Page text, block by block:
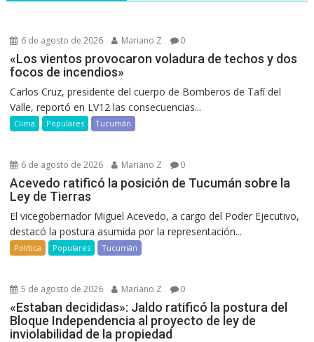
6 de agosto de 2026 Mariano Z 0
«Los vientos provocaron voladura de techos y dos
focos de incendios»
Carlos Cruz, presidente del cuerpo de Bomberos de Tafí del
Valle, reportó en LV12 las consecuencias...
Clima Populares Tucumán
6 de agosto de 2026 Mariano Z 0
Acevedo ratificó la posición de Tucumán sobre la
Ley de Tierras
El vicegobernador Miguel Acevedo, a cargo del Poder Ejecutivo,
destacó la postura asumida por la representación...
Política Populares Tucumán
5 de agosto de 2026 Mariano Z 0
«Estaban decididas»: Jaldo ratificó la postura del
Bloque Independencia al proyecto de ley de
inviolabilidad de la propiedad